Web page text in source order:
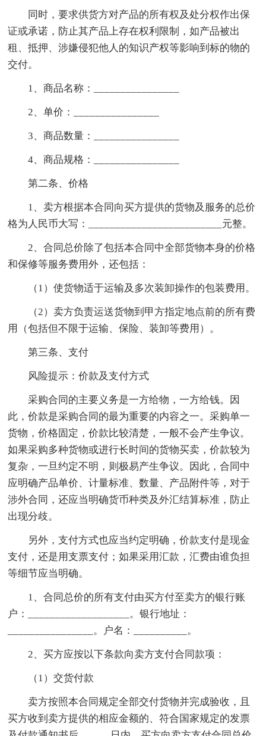
同时，要求供货方对产品的所有权及处分权作出保
证或承诺，防止其产品上存在权利限制，如产品被出
租、抵押、涉嫌侵犯他人的知识产权等影响到标的物的
交付。
1、商品名称：________________
2、单价：________________
3、商品数量：________________
4、商品规格：________________
第二条、价格
1、卖方根据本合同向买方提供的货物及服务的总价
格为人民币大写：_________________________元整。
2、合同总价除了包括本合同中全部货物本身的价格
和保修等服务费用外，还包括：
（1）使货物适于运输及多次装卸操作的包装费用。
（2）卖方负责运送货物到甲方指定地点前的所有费
用（包括但不限于运输、保险、装卸等费用）。
第三条、支付
风险提示：价款及支付方式
采购合同的主要义务是一方给物，一方给钱。因
此，价款是采购合同的最为重要的内容之一。采购单一
货物，价格固定，价款比较清楚，一般不会产生争议。
如果采购多种货物或进行长时间的货物买卖，价款较为
复杂，一旦约定不明，则极易产生争议。因此，合同中
应明确产品单价、计量标准、数量、产品附件等，对于
涉外合同，还应当明确货币种类及外汇结算标准，防止
出现分歧。
另外，支付方式也应当约定明确，价款支付是现金
支付，还是用支票支付；如果采用汇款，汇费由谁负担
等细节应当明确。
1、合同总价的所有支付由买方付至卖方的银行账
户：___________________。银行地址：
________________。户名：__________。
2、买方应按以下条款向卖方支付合同款项：
（1）交货付款
卖方按照本合同规定全部交付货物并完成验收，且
买方收到卖方提供的相应金额的、符合国家规定的发票